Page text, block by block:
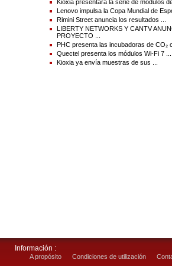
Colleen Ciak
CCiak@opex.com
+1 856.727.1100, ext. 5350
+1 856.912.4952 celular
Source(s) : OPEX® Corporation
Kioxia presentará la serie de módulos de
Lenovo impulsa la Copa Mundial de
Rimini Street anuncia los resultados ...
LIBERTY NETWORKS Y CANTV
PROYECTO ...
PHC presenta las incubadoras de CO₂
Quectel presenta los módulos Wi-Fi 7 ...
Kioxia ya envía muestras de sus ...
Información :
A propósito Condiciones de utilización